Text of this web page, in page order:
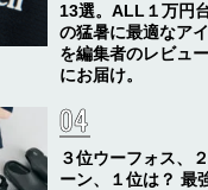
13選。ALL１万円
の猛暑に最適なア
を編集者のレビュ
にお届け。
３位ウーフォス、
ーン、１位は？ 最